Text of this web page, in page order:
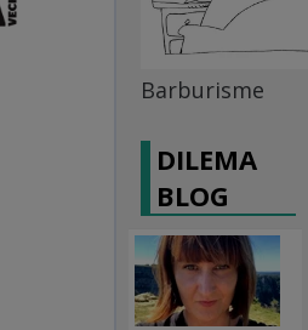
Barburisme
DILEMA
BLOG